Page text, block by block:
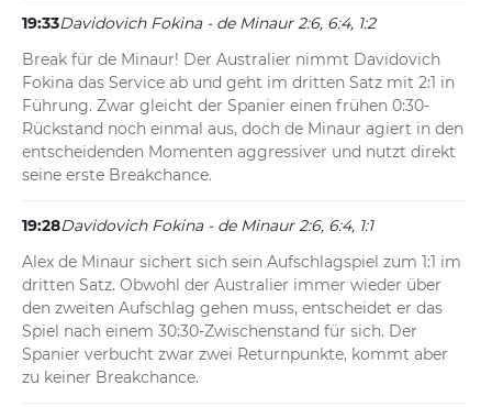
19:33Davidovich Fokina - de Minaur 2:6, 6:4, 1:2
Break für de Minaur! Der Australier nimmt Davidovich
Fokina das Service ab und geht im dritten Satz mit 2:1 in
Führung. Zwar gleicht der Spanier einen frühen 0:30-
Rückstand noch einmal aus, doch de Minaur agiert in den
entscheidenden Momenten aggressiver und nutzt direkt
seine erste Breakchance.
19:28Davidovich Fokina - de Minaur 2:6, 6:4, 1:1
Alex de Minaur sichert sich sein Aufschlagspiel zum 1:1 im
dritten Satz. Obwohl der Australier immer wieder über
den zweiten Aufschlag gehen muss, entscheidet er das
Spiel nach einem 30:30-Zwischenstand für sich. Der
Spanier verbucht zwar zwei Returnpunkte, kommt aber
zu keiner Breakchance.